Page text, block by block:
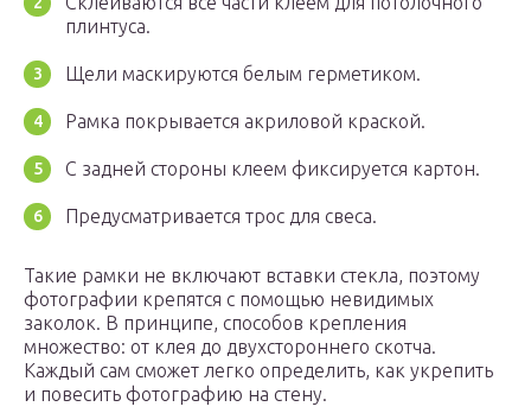
плинтуса.
Щели маскируются белым герметиком.
Рамка покрывается акриловой краской.
С задней стороны клеем фиксируется картон.
Предусматривается трос для свеса.
Такие рамки не включают вставки стекла, поэтому
фотографии крепятся с помощью невидимых
заколок. В принципе, способов крепления
множество: от клея до двухстороннего скотча.
Каждый сам сможет легко определить, как укрепить
и повесить фотографию на стену.